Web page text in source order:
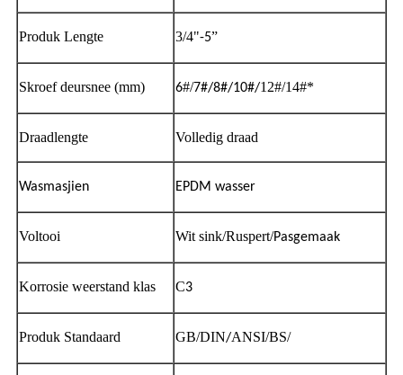
Produk Lengte 3/4"-5”
Skroef deursnee (mm) 6#/7#/8#/10#/12#/14#*
Draadlengte Volledig draad
Wasmasjien EPDM wasser
Voltooi Wit sink/Ruspert/Pasgemaak
Korrosie weerstand klas C3
Produk Standaard GB/DIN/ANSI/BS/